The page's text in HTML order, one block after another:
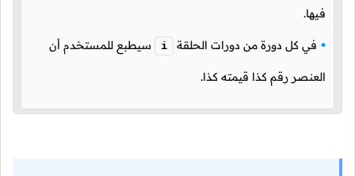
فيها.
في كل دورة من دورات الحلقة i سيطبع للمستخدم أن
العنصر رقم كذا قيمته كذا.